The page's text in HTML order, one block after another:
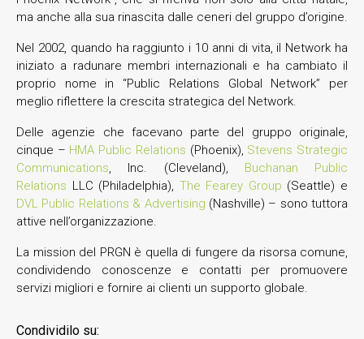
ma anche alla sua rinascita dalle ceneri del gruppo d’origine.
Nel 2002, quando ha raggiunto i 10 anni di vita, il Network ha
iniziato a radunare membri internazionali e ha cambiato il
proprio nome in “Public Relations Global Network” per
meglio riflettere la crescita strategica del Network.
Delle agenzie che facevano parte del gruppo originale,
cinque – HMA Public Relations (Phoenix), Stevens Strategic
Communications, Inc. (Cleveland), Buchanan Public
Relations LLC (Philadelphia), The Fearey Group (Seattle) e
DVL Public Relations & Advertising (Nashville) – sono tuttora
attive nell’organizzazione.
La mission del PRGN è quella di fungere da risorsa comune,
condividendo conoscenze e contatti per promuovere
servizi migliori e fornire ai clienti un supporto globale.
Condividilo su: